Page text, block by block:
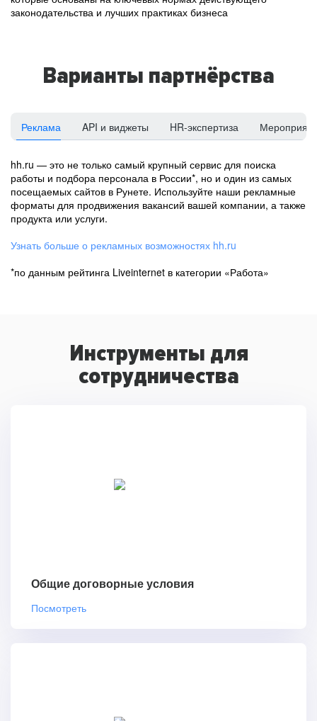
законодательства и лучших практиках бизнеса
Варианты партнёрства
Реклама API и виджеты HR-экспертиза
hh.ru — это не только самый крупный сервис для поиска
работы и подбора персонала в России*, но и один из самых
посещаемых сайтов в Рунете. Используйте наши рекламные
форматы для продвижения вакансий вашей компании, а также
продукта или услуги.
Узнать больше о рекламных возможностях hh.ru
*по данным рейтинга Liveinternet в категории «Работа»
Инструменты для
сотрудничества
Общие договорные условия
Посмотреть